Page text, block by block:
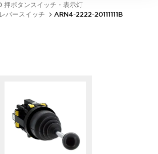
ボタンスイッチ・表示灯
バースイッチ
ARN4-2222-20111111B